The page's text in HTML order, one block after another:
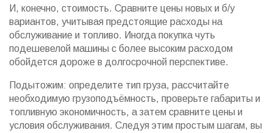
И, конечно, стоимость. Сравните цены новых и б/у
вариантов, учитывая предстоящие расходы на
обслуживание и топливо. Иногда покупка чуть
подешевелой машины с более высоким расходом
обойдется дороже в долгосрочной перспективе.
Подытожим: определите тип груза, рассчитайте
необходимую грузоподъёмность, проверьте габариты и
топливную экономичность, а затем сравните цены и
условия обслуживания. Следуя этим простым шагам, вы